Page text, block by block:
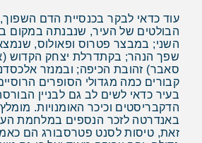
עוד כדאי לבקר בכנסיית הדם
הבולטים של העיר, שנבנתה במקום
השני; במבצר פטרוס ופאולוס,
שפך הנהר; בקתדרלת יצחק הקדוש
סאבר) זהובת הכיפה; ובמנזר
קבורים כמה מגדולי הסופרים
בעיר כדאי לשים לב גם לבניין
הדקבריסטים וכיכר האומנויות.
באנדרטה לזכר הנספים במלחמת
זאת, טיסות לסנט פטרסבורג הם